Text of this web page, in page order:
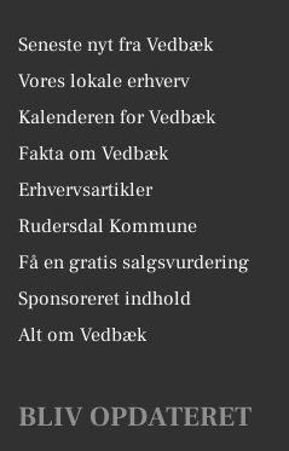
Seneste nyt fra Vedbæk
Vores lokale erhverv
Kalenderen for Vedbæk
Fakta om Vedbæk
Erhvervsartikler
Rudersdal Kommune
Få en gratis salgsvurdering
Sponsoreret indhold
Alt om Vedbæk
BLIV OPDATERET